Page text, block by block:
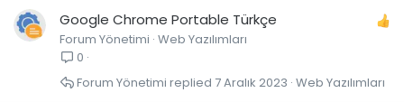
Google Chrome Portable Türkçe
Forum Yönetimi Web Yazılımları
0
Web Yazılımları
7 Aralık 2023
Forum Yönetimi